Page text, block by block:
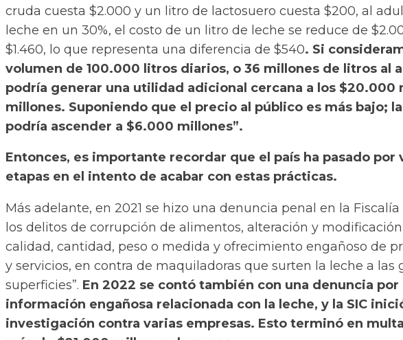
cruda cuesta $2.000 y un litro de lactosuero cuesta $200, al
leche en un 30%, el costo de un litro de leche se reduce de
$1.460, lo que representa una diferencia de $540. Si
volumen de 100.000 litros diarios, o 36 millones de litros al
podría generar una utilidad adicional cercana a los $20.000
millones. Suponiendo que el precio al público es más bajo;
podría ascender a $6.000 millones”.
Entonces, es importante recordar que el país ha pasado por
etapas en el intento de acabar con estas prácticas.
Más adelante, en 2021 se hizo una denuncia penal en la Fiscalía
los delitos de corrupción de alimentos, alteración y
calidad, cantidad, peso o medida y ofrecimiento engañoso de
y servicios, en contra de maquiladoras que surten la leche a las
superficies”. En 2022 se contó también con una denuncia por
información engañosa relacionada con la leche, y la SIC
investigación contra varias empresas. Esto terminó en